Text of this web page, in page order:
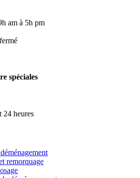
am à 5h pm
spéciales
24 heures
remorquage